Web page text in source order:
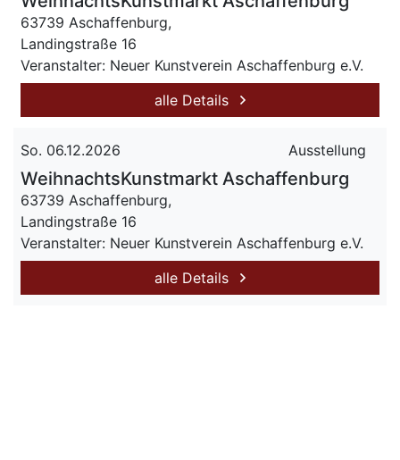
63739 Aschaffenburg,
Landingstraße 16
Veranstalter: Neuer Kunstverein Aschaffenburg e.V.
alle Details
So. 06.12.2026 Ausstellung
WeihnachtsKunstmarkt Aschaffenburg
63739 Aschaffenburg,
Landingstraße 16
Veranstalter: Neuer Kunstverein Aschaffenburg e.V.
alle Details